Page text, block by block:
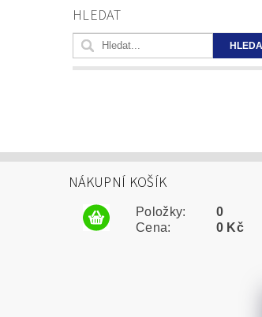
HLEDAT
NÁKUPNÍ KOŠÍK
Položky:
Cena:
0
0 Kč